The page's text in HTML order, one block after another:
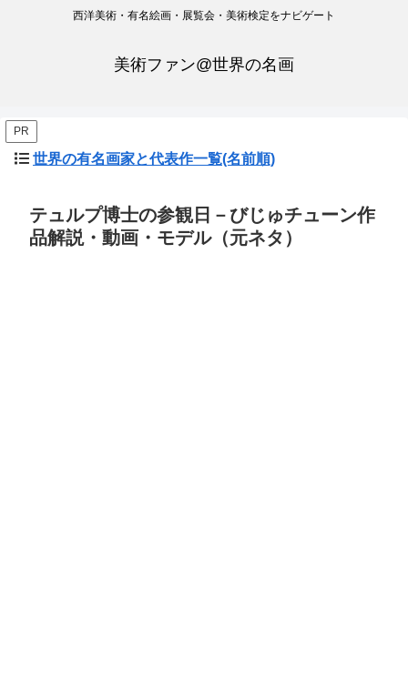
西洋美術・有名絵画・展覧会・美術検定をナビゲート
美術ファン@世界の名画
PR
世界の有名画家と代表作一覧(名前順)
テュルプ博士の参観日－びじゅチューン作
品解説・動画・モデル（元ネタ）